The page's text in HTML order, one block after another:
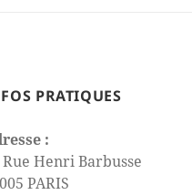
PRATIQUES
:
Rue Henri Barbusse
PARIS